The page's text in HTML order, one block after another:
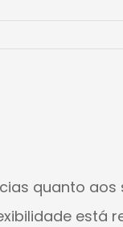
quanto
está